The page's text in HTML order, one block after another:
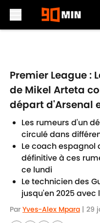
Premier League :
de Mikel Arteta
départ d'Arsenal
Les rumeurs d'un
circulé dans
Le coach espagnol
définitive à ces
ce lundi
Le technicien des
jusqu'en 2025
Par Yves-Alex Mpara | 29